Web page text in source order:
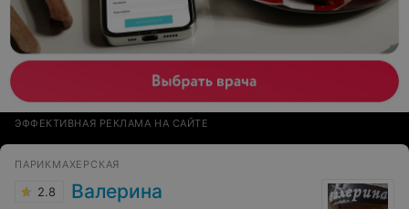
ЭФФЕКТИВНАЯ РЕКЛАМА НА САЙТЕ
ПАРИКМАХЕРСКАЯ
2.8 Валерина